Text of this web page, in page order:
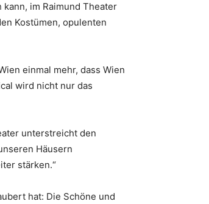
im Raimund Theater
Kostümen, opulenten
einmal mehr, dass Wien
wird nicht nur das
unterstreicht den
Häusern
stärken.“
hat: Die Schöne und